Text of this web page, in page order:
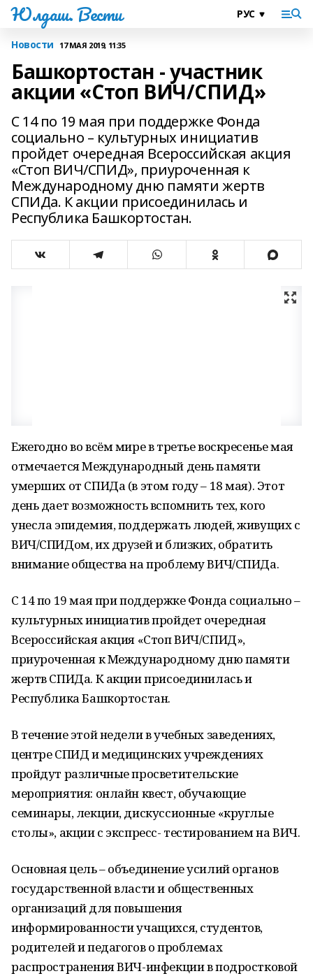
Юлдаш. Вести
Новости 17 МАЯ 2019, 11:35
Башкортостан - участник
акции «Стоп ВИЧ/СПИД»
С 14 по 19 мая при поддержке Фонда
социально – культурных инициатив
пройдет очередная Всероссийская акция
«Стоп ВИЧ/СПИД», приуроченная к
Международному дню памяти жертв
СПИДа. К акции присоединилась и
Республика Башкортостан.
Ежегодно во всём мире в третье воскресенье мая
отмечается Международный день памяти
умерших от СПИДа (в этом году – 18 мая). Этот
день дает возможность вспомнить тех, кого
унесла эпидемия, поддержать людей, живущих с
ВИЧ/СПИДом, их друзей и близких, обратить
внимание общества на проблему ВИЧ/СПИДа.
С 14 по 19 мая при поддержке Фонда социально –
культурных инициатив пройдет очередная
Всероссийская акция «Стоп ВИЧ/СПИД»,
приуроченная к Международному дню памяти
жертв СПИДа. К акции присоединилась и
Республика Башкортостан.
В течение этой недели в учебных заведениях,
центре СПИД и медицинских учреждениях
пройдут различные просветительские
мероприятия: онлайн квест, обучающие
семинары, лекции, дискуссионные «круглые
столы», акции с экспресс- тестированием на ВИЧ.
Основная цель – объединение усилий органов
государственной власти и общественных
организаций для повышения
информированности учащихся, студентов,
родителей и педагогов о проблемах
распространения ВИЧ-инфекции в подростковой